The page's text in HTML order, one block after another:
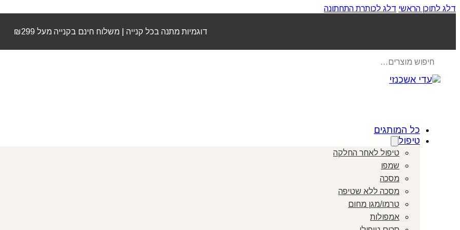
דלג לתוכן הראשי דלג לכותרת התחתונה
דוגמיות מתנה בכל קנייה | משלוח חינם בקנייה מעל ₪299
search
כל המותגים
טיפול
טיפול לאחר החלקה
שמפו
מסכה
מסכה ללא שטיפה
טרמו/מגן מחום
אמפולות